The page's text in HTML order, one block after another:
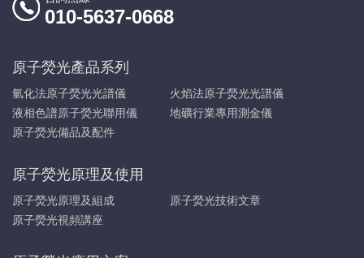
010-5637-0668
原子熒光產品系列
氫化法原子熒光光譜儀
火焰法原子熒光光譜儀
液相色譜原子熒光聯用儀
地礦行業專用測金儀
原子熒光備品及配件
原子熒光原理及使用
原子熒光原理及組成
原子熒光技術文章
原子熒光視頻講座